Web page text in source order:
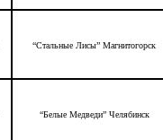
“Стальные Лисы” Магнитогорск
“Белые Медведи” Челябинск